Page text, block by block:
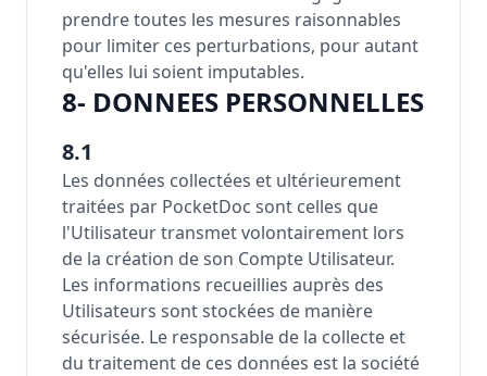
prendre toutes les mesures raisonnables
pour limiter ces perturbations, pour autant
qu'elles lui soient imputables.
8- DONNEES PERSONNELLES
8.1
Les données collectées et ultérieurement
traitées par PocketDoc sont celles que
l'Utilisateur transmet volontairement lors
de la création de son Compte Utilisateur.
Les informations recueillies auprès des
Utilisateurs sont stockées de manière
sécurisée. Le responsable de la collecte et
du traitement de ces données est la société